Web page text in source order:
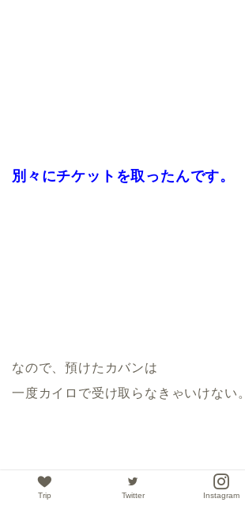
別々にチケットを取ったんです。
なので、預けたカバンは
一度カイロで受け取らなきゃいけない。
Trip Twitter Instagram